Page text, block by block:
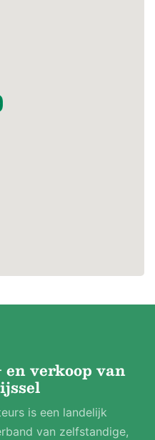
verkoop van
is een landelijk
van zelfstandige,